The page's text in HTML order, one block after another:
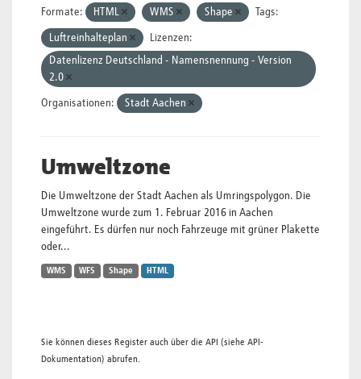
Formate: HTML WMS Shape Tags:
Luftreinhalteplan
Lizenzen:
Datenlizenz Deutschland - Namensnennung - Version
2.0
Organisationen: Stadt Aachen
Umweltzone
Die Umweltzone der Stadt Aachen als Umringspolygon. Die
Umweltzone wurde zum 1. Februar 2016 in Aachen
eingeführt. Es dürfen nur noch Fahrzeuge mit grüner Plakette
oder...
WMS WFS Shape HTML
Sie können dieses Register auch über die API (siehe API-
Dokumentation) abrufen.